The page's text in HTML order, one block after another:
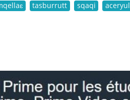
tasburrutt sqaqi aceryul